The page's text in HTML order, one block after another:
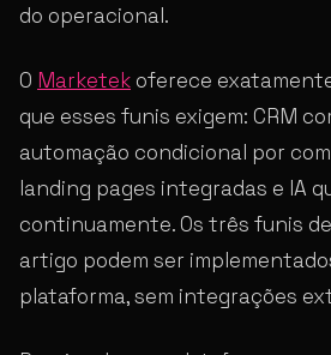
do operacional.
O Marketek oferece
que esses funis exigem: CRM
automação condicional por
landing pages integradas e IA
continuamente. Os três funis
artigo podem ser
plataforma, sem integrações